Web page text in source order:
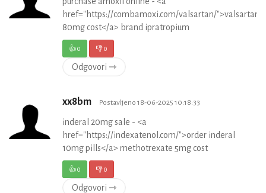
href="https://combamoxi.com/valsartan/">valsartan
80mg cost</a> brand ipratropium
👍0 👎0
Odgovori ⇾
xx8bm Postavljeno 18-06-2025 10:18:33
inderal 20mg sale - <a
href="https://indexatenol.com/">order inderal
10mg pills</a> methotrexate 5mg cost
👍0 👎0
Odgovori ⇾